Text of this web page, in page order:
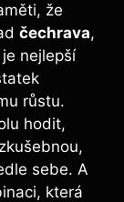
že
čechrava,
nejlepší
růstu.
hodit,
sebe. A
která